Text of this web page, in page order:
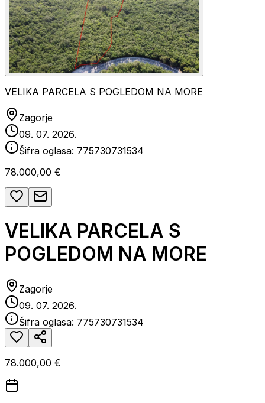
VELIKA PARCELA S POGLEDOM NA MORE
Zagorje
09. 07. 2026.
Šifra oglasa: 775730731534
78.000,00 €
VELIKA PARCELA S
POGLEDOM NA MORE
Zagorje
09. 07. 2026.
Šifra oglasa: 775730731534
78.000,00 €